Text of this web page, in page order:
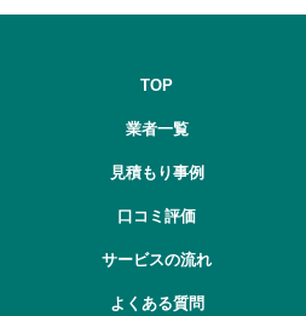
TOP
業者一覧
見積もり事例
口コミ評価
サービスの流れ
よくある質問